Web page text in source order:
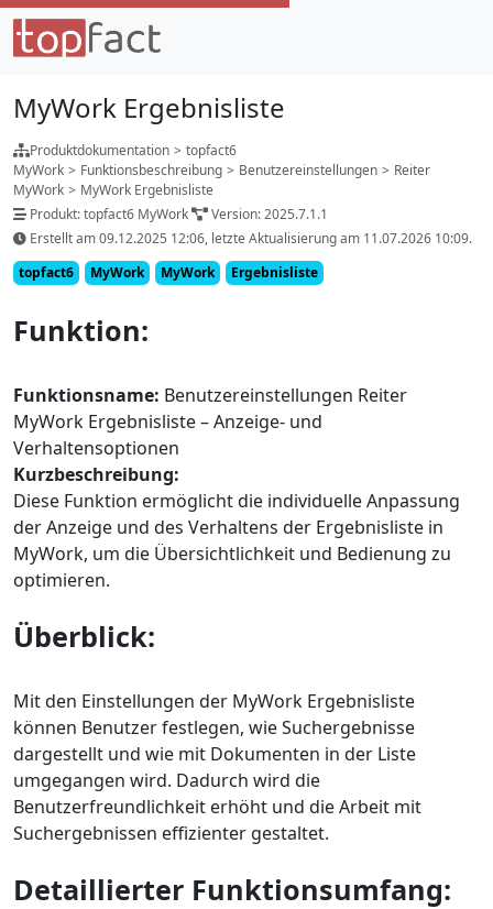
MyWork Ergebnisliste
Produktdokumentation > topfact6
MyWork > Funktionsbeschreibung > Benutzereinstellungen > Reiter
MyWork > MyWork Ergebnisliste
Produkt: topfact6 MyWork
Version: 2025.7.1.1
Erstellt am 09.12.2025 12:06, letzte Aktualisierung am 11.07.2026 10:09.
topfact6
MyWork MyWork Ergebnisliste
Funktion:
Funktionsname: Benutzereinstellungen Reiter
MyWork Ergebnisliste – Anzeige- und
Verhaltensoptionen
Kurzbeschreibung:
Diese Funktion ermöglicht die individuelle Anpassung
der Anzeige und des Verhaltens der Ergebnisliste in
MyWork, um die Übersichtlichkeit und Bedienung zu
optimieren.
Überblick:
Mit den Einstellungen der MyWork Ergebnisliste
können Benutzer festlegen, wie Suchergebnisse
dargestellt und wie mit Dokumenten in der Liste
umgegangen wird. Dadurch wird die
Benutzerfreundlichkeit erhöht und die Arbeit mit
Suchergebnissen effizienter gestaltet.
Detaillierter Funktionsumfang: